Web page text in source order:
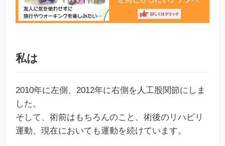
私は
2010年に左側、2012年に右側を人工股関節にしま
した。
そして、術前はもちろんのこと、術後のリハビリ
運動、現在においても運動を続けています。